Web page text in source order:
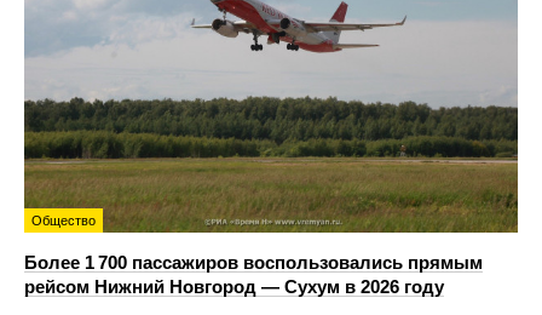
Общество
Более 1 700 пассажиров воспользовались прямым
рейсом Нижний Новгород — Сухум в 2026 году